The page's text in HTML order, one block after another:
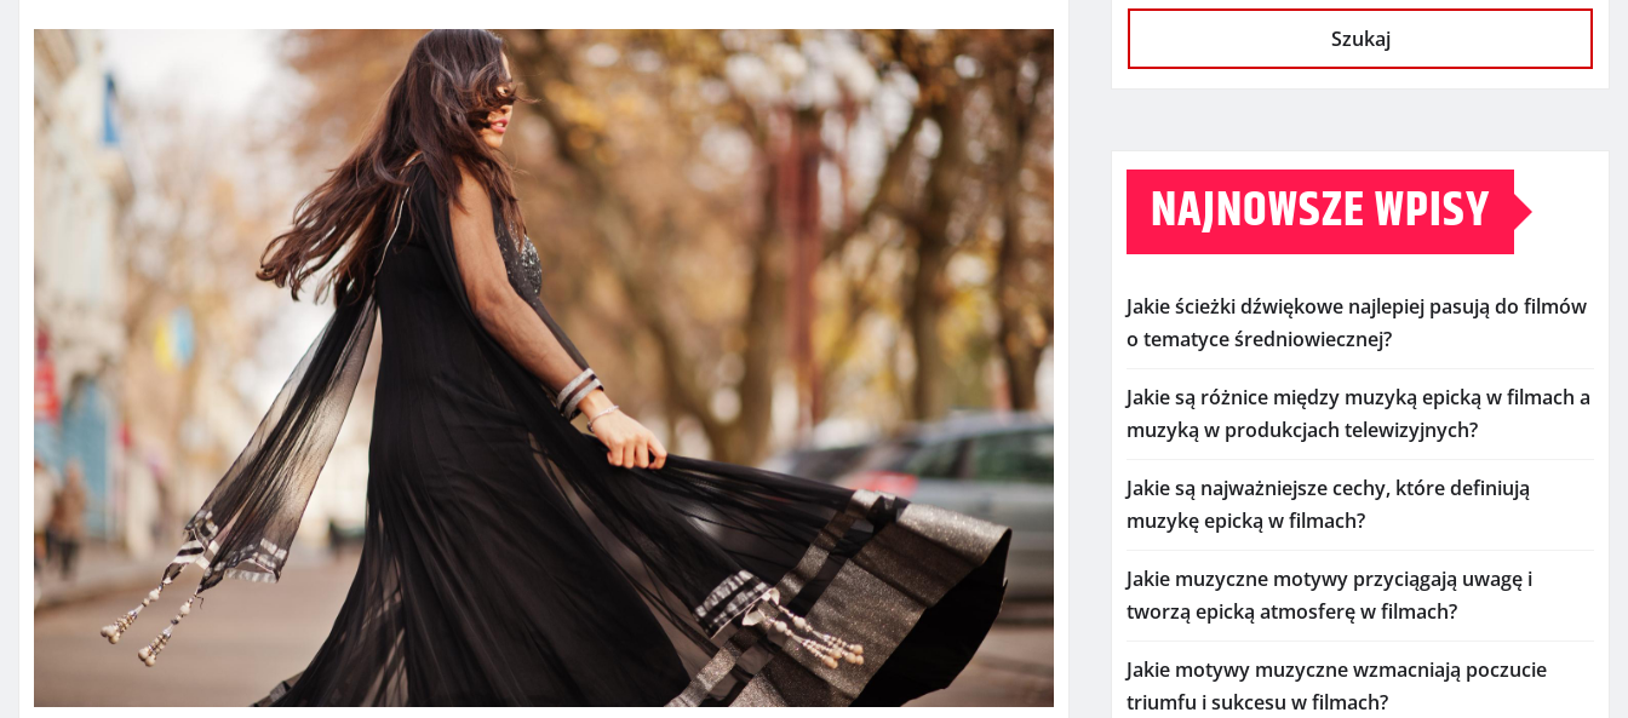
Szukaj
NAJNOWSZE WPISY
Jakie ścieżki dźwiękowe najlepiej pasują do filmów
o tematyce średniowiecznej?
Jakie są różnice między muzyką epicką w filmach a
muzyką w produkcjach telewizyjnych?
Jakie są najważniejsze cechy, które definiują
muzykę epicką w filmach?
Jakie muzyczne motywy przyciągają uwagę i
tworzą epicką atmosferę w filmach?
Jakie motywy muzyczne wzmacniają poczucie
triumfu i sukcesu w filmach?